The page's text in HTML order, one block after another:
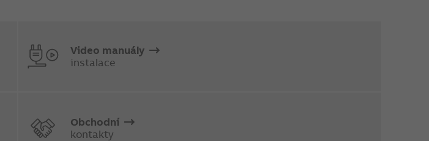
Video manuály
instalace
Obchodní
kontakty